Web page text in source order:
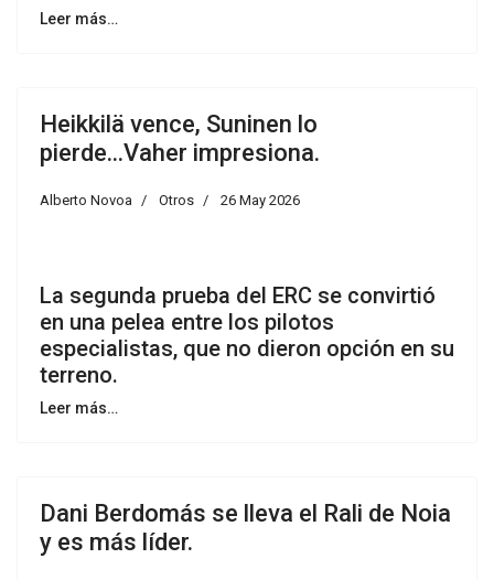
Leer más…
Heikkilä vence, Suninen lo
pierde...Vaher impresiona.
Alberto Novoa Otros 26 May 2026
La segunda prueba del ERC se convirtió
en una pelea entre los pilotos
especialistas, que no dieron opción en su
terreno.
Leer más…
Dani Berdomás se lleva el Rali de Noia
y es más líder.